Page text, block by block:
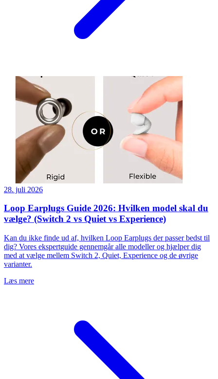
28. juli 2026
Loop Earplugs Guide 2026: Hvilken model skal du
vælge? (Switch 2 vs Quiet vs Experience)
Kan du ikke finde ud af, hvilken Loop Earplugs der passer bedst til
dig? Vores ekspertguide gennemgår alle modeller og hjælper dig
med at vælge mellem Switch 2, Quiet, Experience og de øvrige
varianter.
Læs mere